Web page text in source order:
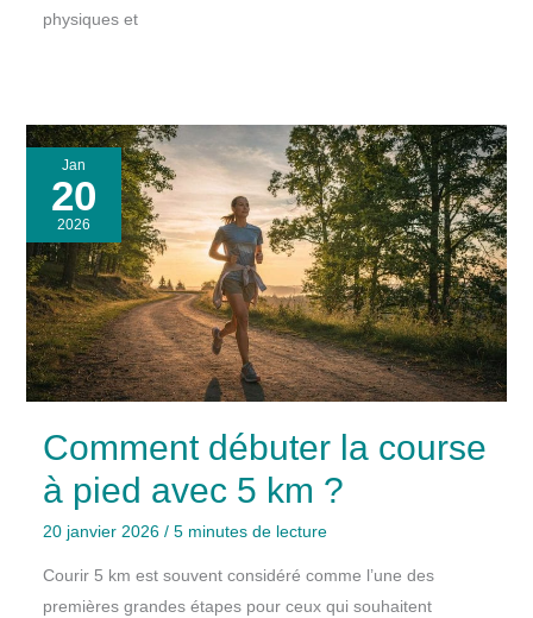
physiques et
Jan
20
2026
Comment débuter la course
à pied avec 5 km ?
20 janvier 2026 / 5 minutes de lecture
Courir 5 km est souvent considéré comme l’une des
premières grandes étapes pour ceux qui souhaitent